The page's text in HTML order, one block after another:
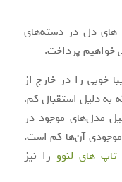
های دل در دسته‌های
خواهیم پرداخت.
خوبی را در خارج از
به دلیل استقبال کم،
مدل‌های موجود در
موجودی آن‌ها کم است.
تاپ های لنوو را نیز